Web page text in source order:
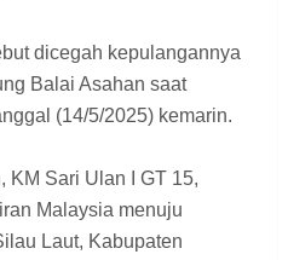
dicegah kepulangannya
Balai Asahan saat
(14/5/2025) kemarin.
KM Sari Ulan I GT 15,
Malaysia menuju
Laut, Kabupaten